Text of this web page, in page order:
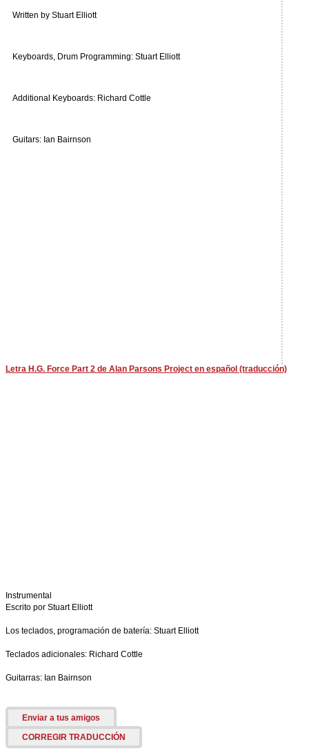
Written by Stuart Elliott
Keyboards, Drum Programming: Stuart Elliott
Additional Keyboards: Richard Cottle
Guitars: Ian Bairnson
Letra H.G. Force Part 2 de Alan Parsons Project en español (traducción)
Instrumental
Escrito por Stuart Elliott
Los teclados, programación de batería: Stuart Elliott
Teclados adicionales: Richard Cottle
Guitarras: Ian Bairnson
Enviar a tus amigos
CORREGIR TRADUCCIÓN